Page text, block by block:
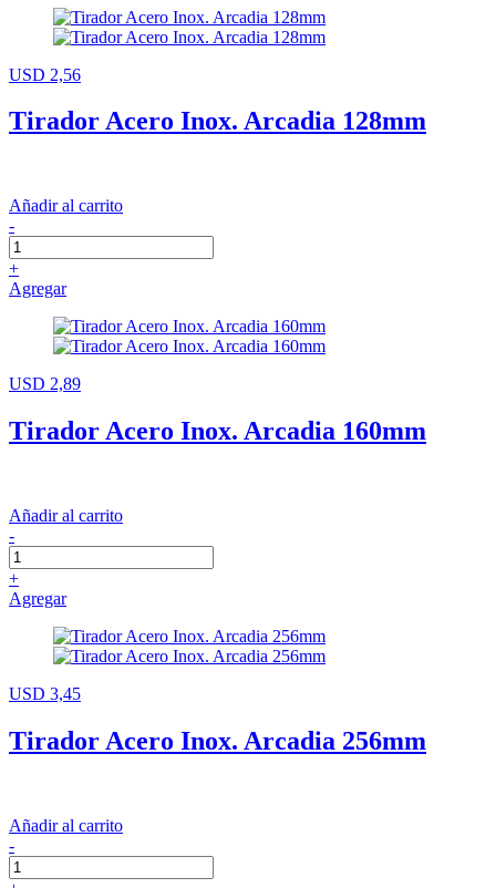
USD 2,56
Tirador Acero Inox. Arcadia 128mm
Añadir al carrito
-
+
Agregar
USD 2,89
Tirador Acero Inox. Arcadia 160mm
Añadir al carrito
-
+
Agregar
USD 3,45
Tirador Acero Inox. Arcadia 256mm
Añadir al carrito
-